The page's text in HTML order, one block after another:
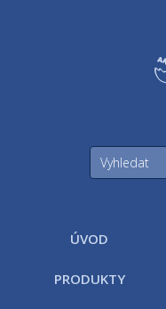
ÚVOD
PRODUKTY